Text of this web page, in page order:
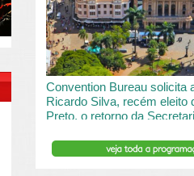
passaros....
Convention Bureau solicita
Ricardo Silva, recém eleito
Preto, o retorno da
O Ribeirão Preto e Região